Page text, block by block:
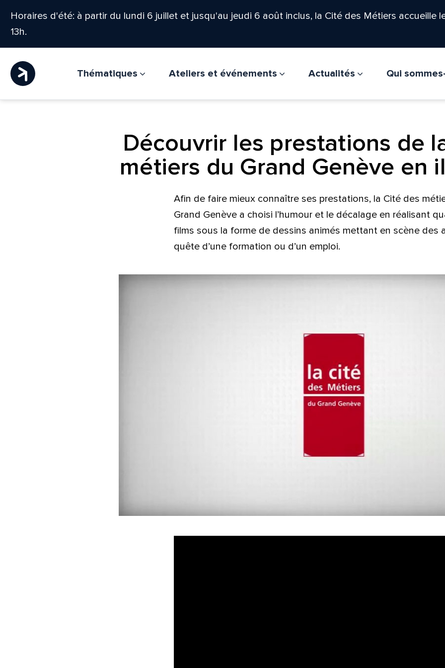
Horaires d'été: à partir du lundi 6 juillet et jusqu'au jeudi 6 août inclus, la Cité des Métiers accueille
13h.
Thématiques Ateliers et événements Actualités Qui
Découvrir les prestations de
métiers du Grand Genève en
Afin de faire mieux connaître ses prestations, la Cité des
Grand Genève a choisi l’humour et le décalage en réalisant
films sous la forme de dessins animés mettant en scène des
quête d’une formation ou d’un emploi.